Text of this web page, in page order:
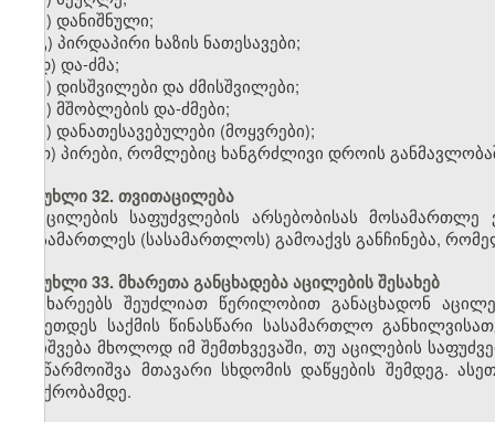
ბ) დანიშნული;
გ) პირდაპირი ხაზის ნათესავები;
დ) და-ძმა;
ე) დისშვილები და ძმისშვილები;
ვ) მშობლების და-ძმები;
ზ) დანათესავებულები (მოყვრები);
თ) პირები, რომლებიც ხანგრძლივი დროის
მუხლი 32. თვითაცილება
აცილების საფუძვლების არსებობისას
მოსამართლეს (სასამართლოს) გამოაქვს განჩინება,
მუხლი 33. მხარეთა განცხადება აცილების შესახებ
მხარეებს შეუძლიათ წერილობით განაცხადონ
გაკეთდეს საქმის წინასწარი სასამართლო
დაიშვება მხოლოდ იმ შემთხვევაში, თუ აცილების
ან წარმოიშვა მთავარი სხდომის დაწყების შემდეგ.
პაექრობამდე.